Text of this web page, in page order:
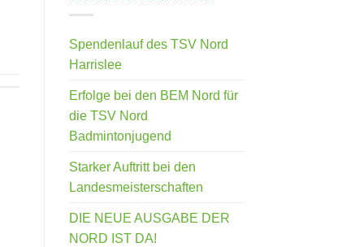
Spendenlauf des TSV Nord
Harrislee
Erfolge bei den BEM Nord für
die TSV Nord
Badmintonjugend
Starker Auftritt bei den
Landesmeisterschaften
DIE NEUE AUSGABE DER
NORD IST DA!